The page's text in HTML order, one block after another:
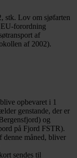
stk. Lov om sjøfarten
forordning
af
af 2002).
opbevaret i 1
genstande, der er
og
på Fjord FSTR).
denne måned, bliver
sendes til